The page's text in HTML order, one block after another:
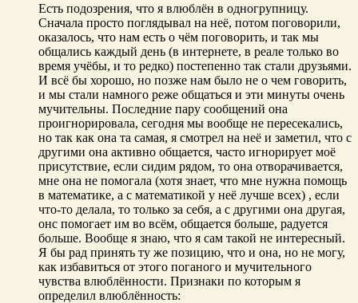
Есть подозрения, что я влюблён в одногрупницу.
Сначала просто поглядывал на неё, потом поговорили,
оказалось, что нам есть о чём поговорить, и так мы
общались каждый день (в интернете, в реале только во
время учёбы, и то редко) постепенно так стали друзьями.
И всё бы хорошо, но позже нам было не о чем говорить,
и мы стали намного реже общаться и эти минуты очень
мучительны. Последние пару сообщений она
проигнорировала, сегодня мы вообще не пересекались,
но так как она та самая, я смотрел на неё и заметил, что с
другими она активно общается, часто игнорирует моё
присутствие, если сидим рядом, то она отворачивается,
мне она не помогала (хотя знает, что мне нужна помощь
в математике, а с математикой у неё лучше всех) , если
что-то делала, то только за себя, а с другими она другая,
онс помогает им во всём, общается больше, радуется
больше. Вообще я знаю, что я сам такой не интересный.
Я бы рад принять ту же позицию, что и она, но не могу,
как избавиться от этого поганого и мучительного
чувства влюблённости. Признаки по которым я
определил влюблённость: